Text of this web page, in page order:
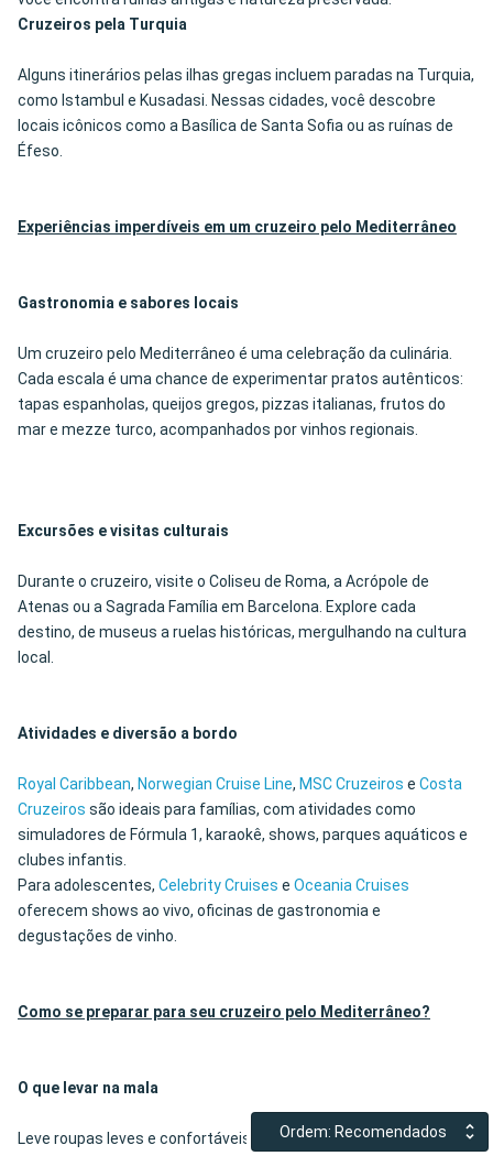
Ordem: Recomendados
Cruzeiros pela Turquia
Alguns itinerários pelas ilhas gregas incluem paradas na Turquia,
como Istambul e Kusadasi. Nessas cidades, você descobre
locais icônicos como a Basílica de Santa Sofia ou as ruínas de
Éfeso.
Experiências imperdíveis em um cruzeiro pelo Mediterrâneo
Gastronomia e sabores locais
Um cruzeiro pelo Mediterrâneo é uma celebração da culinária.
Cada escala é uma chance de experimentar pratos autênticos:
tapas espanholas, queijos gregos, pizzas italianas, frutos do
mar e mezze turco, acompanhados por vinhos regionais.
Excursões e visitas culturais
Durante o cruzeiro, visite o Coliseu de Roma, a Acrópole de
Atenas ou a Sagrada Família em Barcelona. Explore cada
destino, de museus a ruelas históricas, mergulhando na cultura
local.
Atividades e diversão a bordo
Royal Caribbean, Norwegian Cruise Line, MSC Cruzeiros e Costa
Cruzeiros são ideais para famílias, com atividades como
simuladores de Fórmula 1, karaokê, shows, parques aquáticos e
clubes infantis.
Para adolescentes, Celebrity Cruises e Oceania Cruises
oferecem shows ao vivo, oficinas de gastronomia e
degustações de vinho.
Como se preparar para seu cruzeiro pelo Mediterrâneo?
O que levar na mala
Leve roupas leves e confortáveis para o dia, e roupas casuais